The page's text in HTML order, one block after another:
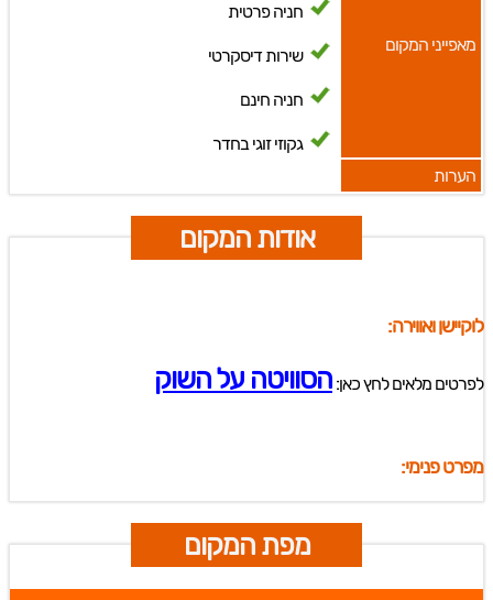
מאפייני המקום
חניה פרטית
שירות דיסקרטי
חניה חינם
גקוזי זוגי בחדר
הערות
אודות המקום
לוקיישן ואווירה:
לפרטים מלאים לחץ כאן: הסוויטה על השוק
מפרט פנימי:
מפת המקום